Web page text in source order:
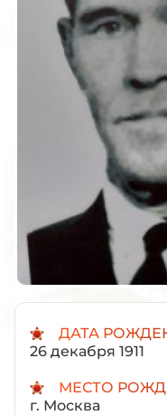
ДАТА
26 декабря 1911
МЕСТО
г. Москва